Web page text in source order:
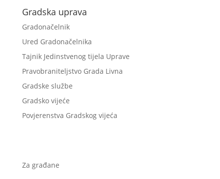
Gradska uprava
Gradonačelnik
Ured Gradonačelnika
Tajnik Jedinstvenog tijela Uprave
Pravobraniteljstvo Grada Livna
Gradske službe
Gradsko vijeće
Povjerenstva Gradskog vijeća
Za građane